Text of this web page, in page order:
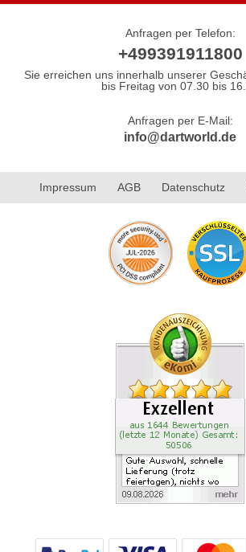
Anfragen per Telefon:
+499391911800
Sie erreichen uns innerhalb unserer
bis Freitag von 07.30 bis
Anfragen per E-Mail:
info@dartworld.de
Impressum AGB Datenschutz